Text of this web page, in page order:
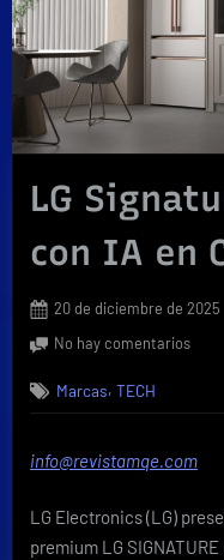
LG
con IA en
Posted
20 de diciembre de 2025
No hay comentariosen
IA
CES
2026
Marcas,TECH
info@revistamqe.com
LG Electronics (LG)
premium LG